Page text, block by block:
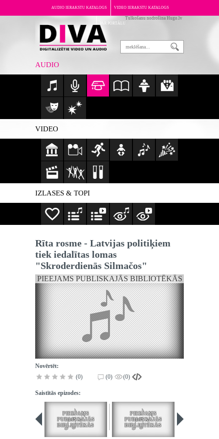
AUDIO IERAKSTU KATALOGS VIDEO IERAKSTU KATALOGS
PAR PORTĀLU
Tulkošanu nodrošina Hugo.lv
AUDIO
VIDEO
IZLASES & TOPI
Rīta rosme - Latvijas politiķiem
tiek iedalītas lomas
"Skroderdienās Silmačos"
PIEEJAMS PUBLISKAJĀS BIBLIOTĒKĀS
Novērtēt:
(0)
(0) (0)
Saistītās epizodes:
PIEEJAMS
PUBLISKAJĀS
BIBLIOTĒKĀS
PIEEJAMS
PUBLISKAJĀS
BIBLIOTĒKĀS